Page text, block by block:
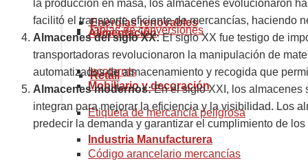
Energías renovables
Retail
Alimentación
Mobiliario y decoración
Industria Manufacturera
Tablas de conversiones
Incoterms
Etiqueta de mercancía peligrosa
Código arancelario mercancías
la producción en masa, los almacenes evolucionaron
facilitó el transporte eficiente de mercancías, haciendo
Almacenes del siglo XX:El siglo XX fue testigo de
transportadoras revolucionaron la manipulación de
automatizados de almacenamiento y recogida que
Almacenes modernos:En el siglo XXI, los almacenes
integran para mejorar la eficiencia y la visibilidad. Los
predecir la demanda y garantizar el cumplimiento de